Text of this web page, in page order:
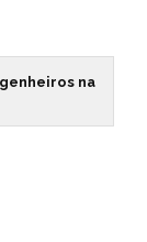
na